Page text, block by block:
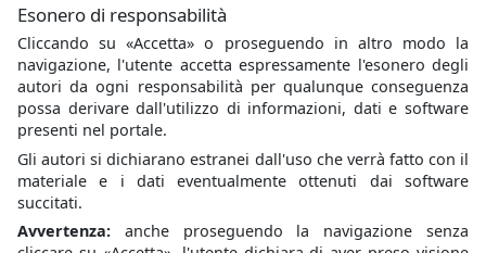
Daniele Andreuccetti, Moreno Comelli & Nicola Zoppetti,
CNR-IFAC, 2017-2026
Esonero di responsabilità
Cliccando su Accetta
o proseguendo in altro modo la
navigazione, l'utente accetta espressamente l'esonero degli
autori da ogni responsabilità per qualunque conseguenza
possa derivare dall'utilizzo di informazioni, dati e software
presenti nel portale.
Gli autori si dichiarano estranei dall'uso che verrà fatto con il
materiale e i dati eventualmente ottenuti dai software
succitati.
Avvertenza: anche proseguendo la navigazione senza